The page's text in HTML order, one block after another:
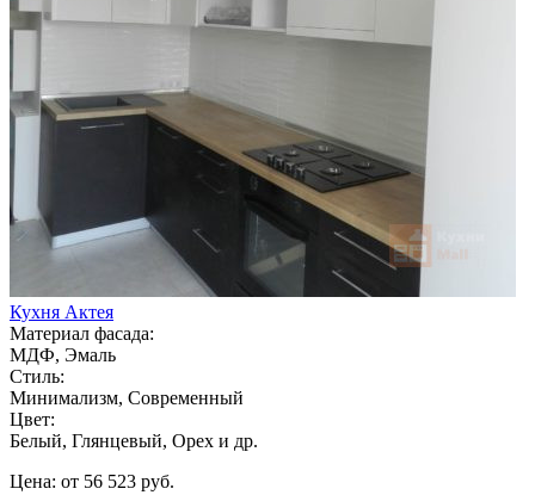
Кухня Актея
Материал фасада:
МДФ, Эмаль
Стиль:
Минимализм, Современный
Цвет:
Белый, Глянцевый, Орех и др.
Цена: от 56 523 руб.